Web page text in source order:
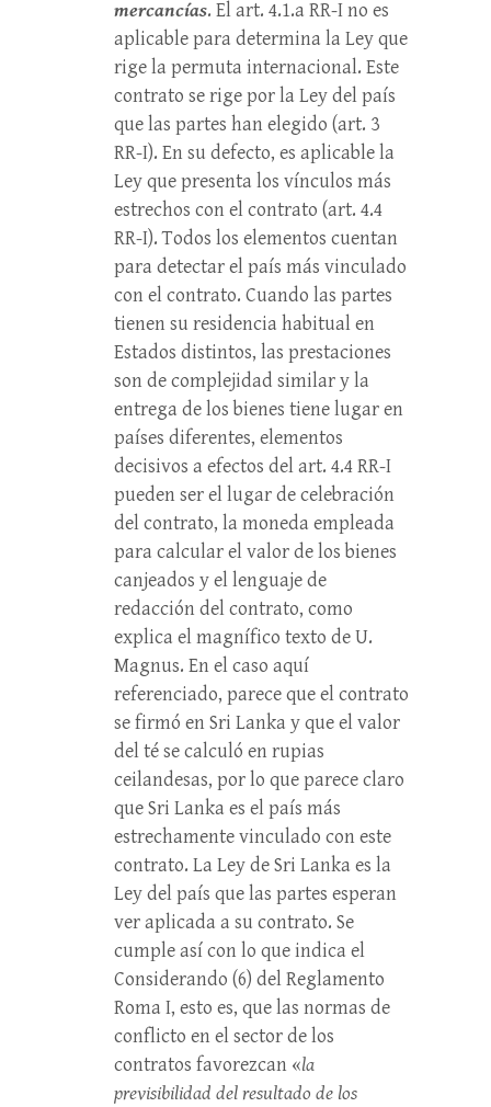
mercancías. El art. 4.1.a RR-I no es
aplicable para determina la Ley que
rige la permuta internacional. Este
contrato se rige por la Ley del país
que las partes han elegido (art. 3
RR-I). En su defecto, es aplicable la
Ley que presenta los vínculos más
estrechos con el contrato (art. 4.4
RR-I). Todos los elementos cuentan
para detectar el país más vinculado
con el contrato. Cuando las partes
tienen su residencia habitual en
Estados distintos, las prestaciones
son de complejidad similar y la
entrega de los bienes tiene lugar en
países diferentes, elementos
decisivos a efectos del art. 4.4 RR-I
pueden ser el lugar de celebración
del contrato, la moneda empleada
para calcular el valor de los bienes
canjeados y el lenguaje de
redacción del contrato, como
explica el magnífico texto de U.
Magnus. En el caso aquí
referenciado, parece que el contrato
se firmó en Sri Lanka y que el valor
del té se calculó en rupias
ceilandesas, por lo que parece claro
que Sri Lanka es el país más
estrechamente vinculado con este
contrato. La Ley de Sri Lanka es la
Ley del país que las partes esperan
ver aplicada a su contrato. Se
cumple así con lo que indica el
Considerando (6) del Reglamento
Roma I, esto es, que las normas de
conflicto en el sector de los
contratos favorezcan «la
previsibilidad del resultado de los